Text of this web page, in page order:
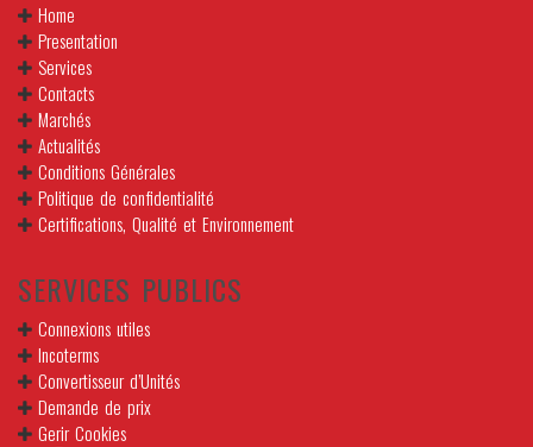
Home
Presentation
Services
Contacts
Marchés
Actualités
Conditions Générales
Politique de confidentialité
Certifications, Qualité et Environnement
SERVICES PUBLICS
Connexions utiles
Incoterms
Convertisseur d’Unités
Demande de prix
Gerir Cookies